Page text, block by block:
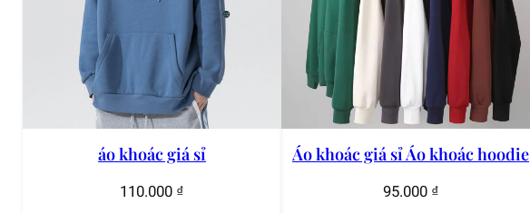
áo khoác giá sỉ
110.000 ₫
Áo khoác giá sỉ Áo khoác hoodie
95.000 ₫